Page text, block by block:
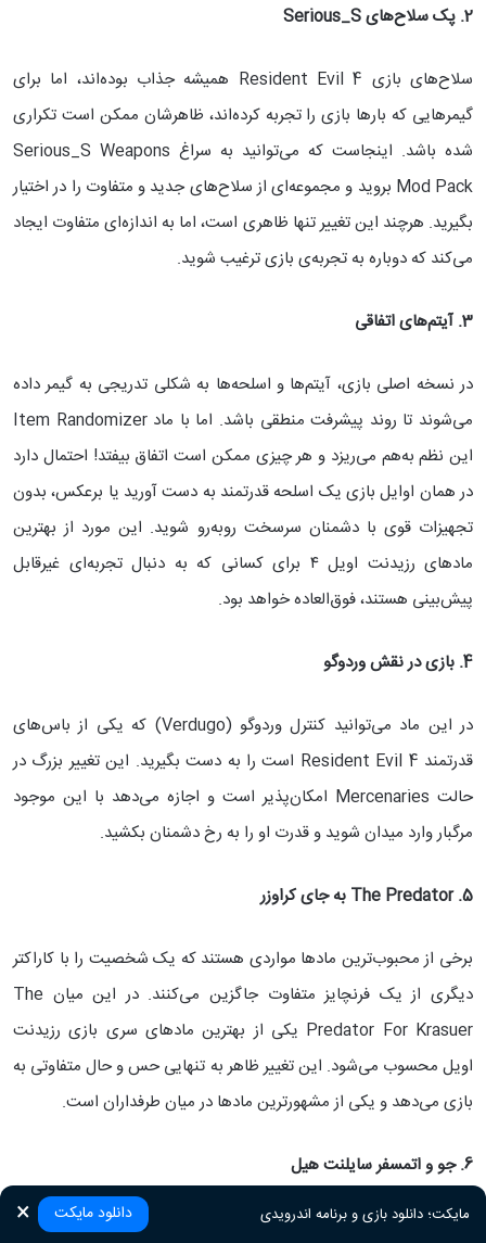
2. پک سلاح‌های Serious_S
سلاح‌های بازی Resident Evil 4 همیشه جذاب بوده‌اند، اما برای
گیمرهایی که بارها بازی را تجربه کرده‌اند، ظاهرشان ممکن است تکراری
شده باشد. اینجاست که می‌توانید به سراغ Serious_S Weapons
Mod Pack بروید و مجموعه‌ای از سلاح‌های جدید و متفاوت را در اختیار
بگیرید. هرچند این تغییر تنها ظاهری است، اما به اندازه‌ای متفاوت ایجاد
می‌کند که دوباره به تجربه‌ی بازی ترغیب شوید.
3. آیتم‌های اتفاقی
در نسخه اصلی بازی، آیتم‌ها و اسلحه‌ها به شکلی تدریجی به گیمر داده
می‌شوند تا روند پیشرفت منطقی باشد. اما با ماد Item Randomizer
این نظم به‌هم می‌ریزد و هر چیزی ممکن است اتفاق بیفتد! احتمال دارد
در همان اوایل بازی یک اسلحه قدرتمند به دست آورید یا برعکس، بدون
تجهیزات قوی با دشمنان سرسخت روبه‌رو شوید. این مورد از بهترین
مادهای رزیدنت اویل ۴ برای کسانی که به دنبال تجربه‌ای غیرقابل
پیش‌بینی هستند، فوق‌العاده خواهد بود.
4. بازی در نقش وردوگو
در این ماد می‌توانید کنترل وردوگو (Verdugo) که یکی از باس‌های
قدرتمند Resident Evil 4 است را به دست بگیرید. این تغییر بزرگ در
حالت Mercenaries امکان‌پذیر است و اجازه می‌دهد با این موجود
مرگبار وارد میدان شوید و قدرت او را به رخ دشمنان بکشید.
5. The Predator به جای کراوزر
برخی از محبوب‌ترین مادها مواردی هستند که یک شخصیت را با کاراکتر
دیگری از یک فرنچایز متفاوت جاگزین می‌کنند. در این میان The
Predator For Krasuer یکی از بهترین مادهای سری بازی رزیدنت
اویل محسوب می‌شود. این تغییر ظاهر به تنهایی حس و حال متفاوتی به
بازی می‌دهد و یکی از مشهورترین مادها در میان طرفداران است.
6. جو و اتمسفر سایلنت هیل
مایکت؛ دانلود بازی‌ و برنامه‌ اندرویدی دانلود مایکت ×